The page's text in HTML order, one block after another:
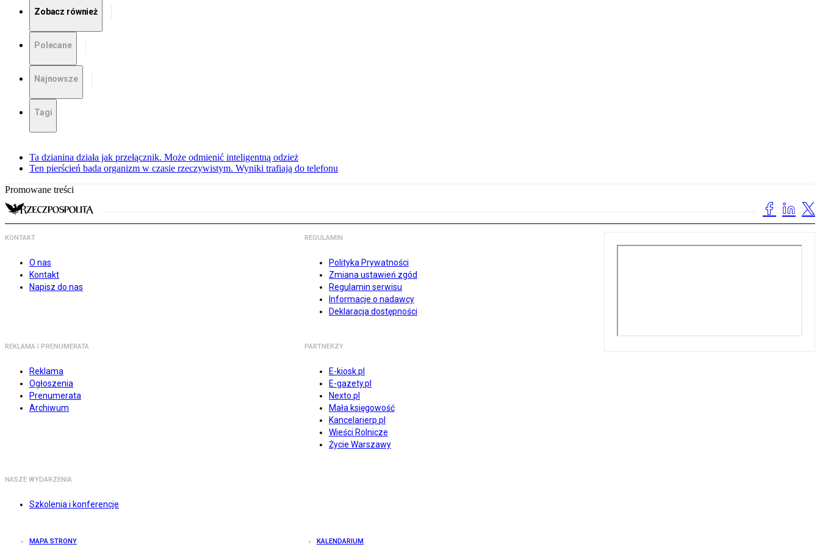
Zobacz również
Polecane
Najnowsze
Tagi
Ta dzianina działa jak przełącznik. Może odmienić inteligentną odzież
Ten pierścień bada organizm w czasie rzeczywistym. Wyniki trafiają do telefonu
Promowane treści
KONTAKT
O nas
Kontakt
Napisz do nas
REGULAMIN
Polityka Prywatności
Zmiana ustawień zgód
Regulamin serwisu
Informacje o nadawcy
Deklaracja dostępności
REKLAMA I PRENUMERATA
Reklama
Ogłoszenia
Prenumerata
Archiwum
PARTNERZY
E-kiosk.pl
E-gazety.pl
Nexto.pl
Mała księgowość
Kancelarierp.pl
Wieści Rolnicze
Życie Warszawy
NASZE WYDARZENIA
Szkolenia i konferencje
MAPA STRONY KALENDARIUM